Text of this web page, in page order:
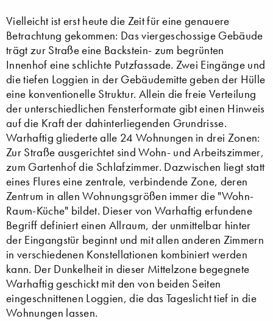
Vielleicht ist erst heute die Zeit für eine genauere
Betrachtung gekommen: Das viergeschossige Gebäude
trägt zur Straße eine Backstein- zum begrünten
Innenhof eine schlichte Putzfassade. Zwei Eingänge und
die tiefen Loggien in der Gebäudemitte geben der Hülle
eine konventionelle Struktur. Allein die freie Verteilung
der unterschiedlichen Fensterformate gibt einen Hinweis
auf die Kraft der dahinterliegenden Grundrisse.
Warhaftig gliederte alle 24 Wohnungen in drei Zonen:
Zur Straße ausgerichtet sind Wohn- und Arbeitszimmer,
zum Gartenhof die Schlafzimmer. Dazwischen liegt statt
eines Flures eine zentrale, verbindende Zone, deren
Zentrum in allen Wohnungsgrößen immer die "Wohn-
Raum-Küche" bildet. Dieser von Warhaftig erfundene
Begriff definiert einen Allraum, der unmittelbar hinter
der Eingangstür beginnt und mit allen anderen Zimmern
in verschiedenen Konstellationen kombiniert werden
kann. Der Dunkelheit in dieser Mittelzone begegnete
Warhaftig geschickt mit den von beiden Seiten
eingeschnittenen Loggien, die das Tageslicht tief in die
Wohnungen lassen.